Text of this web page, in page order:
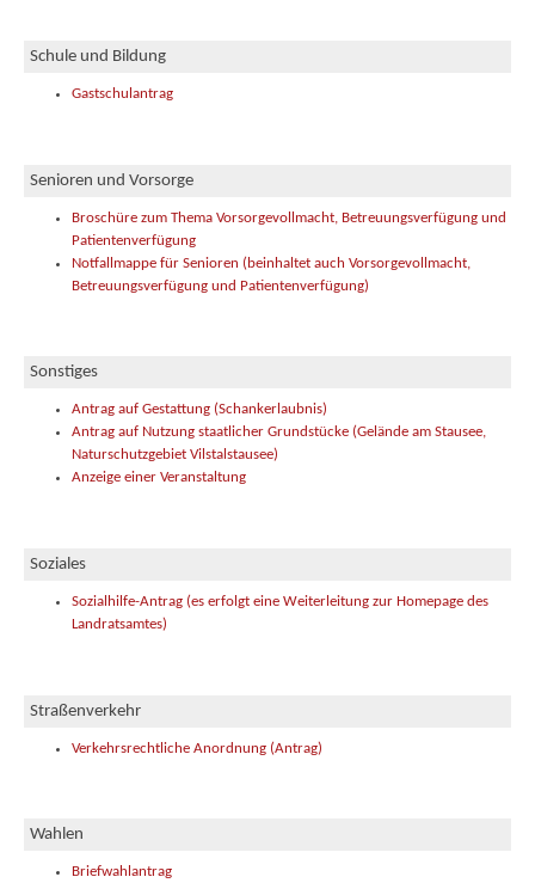
Schule und Bildung
Gastschulantrag
Senioren und Vorsorge
Broschüre zum Thema Vorsorgevollmacht, Betreuungsverfügung und
Patientenverfügung
Notfallmappe für Senioren (beinhaltet auch Vorsorgevollmacht,
Betreuungsverfügung und Patientenverfügung)
Sonstiges
Antrag auf Gestattung (Schankerlaubnis)
Antrag auf Nutzung staatlicher Grundstücke (Gelände am Stausee,
Naturschutzgebiet Vilstalstausee)
Anzeige einer Veranstaltung
Soziales
Sozialhilfe-Antrag (es erfolgt eine Weiterleitung zur Homepage des
Landratsamtes)
Straßenverkehr
Verkehrsrechtliche Anordnung (Antrag)
Wahlen
Briefwahlantrag